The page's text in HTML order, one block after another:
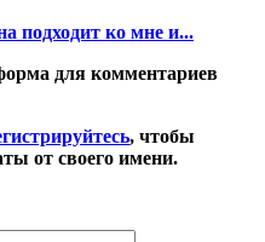
подходит ко мне и...
для комментариев
, чтобы
от своего имени.